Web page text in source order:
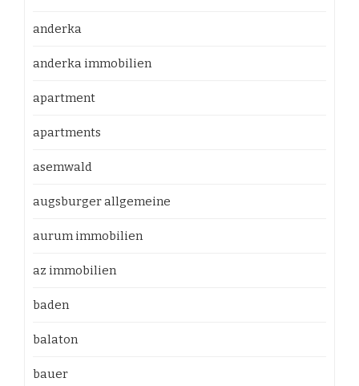
anderka
anderka immobilien
apartment
apartments
asemwald
augsburger allgemeine
aurum immobilien
az immobilien
baden
balaton
bauer